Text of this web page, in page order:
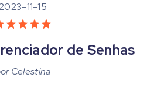
11-15
de Senhas
Celestina